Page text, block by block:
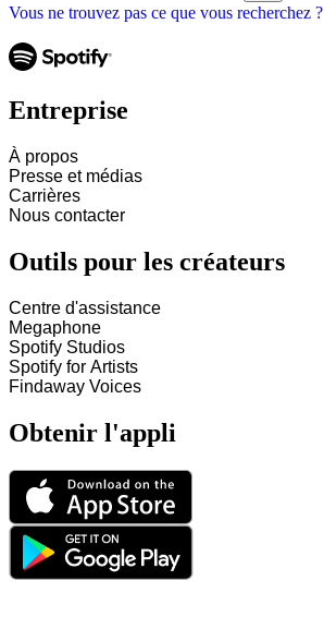
Vous ne trouvez pas ce que vous recherchez ?
Entreprise
À propos
Presse et médias
Carrières
Nous contacter
Outils pour les créateurs
Centre d'assistance
Megaphone
Spotify Studios
Spotify for Artists
Findaway Voices
Obtenir l'appli